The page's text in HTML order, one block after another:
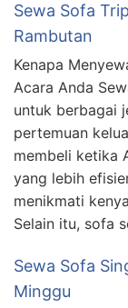
Sewa Sofa
Rambutan
Kenapa
Acara Anda
untuk berbagai
pertemuan
membeli ketika
yang lebih
menikmati
Selain itu, sofa
Sewa Sofa
Minggu